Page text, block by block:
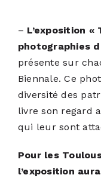
– L’exposition
photographies
présente sur
Biennale. Ce
diversité des
livre son regard
qui leur sont
Pour les
l’exposition